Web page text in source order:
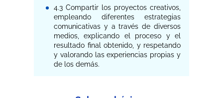
4.3 Compartir los proyectos creativos,
empleando diferentes estrategias
comunicativas y a través de diversos
medios, explicando el proceso y el
resultado final obtenido, y respetando
y valorando las experiencias propias y
de los demás.